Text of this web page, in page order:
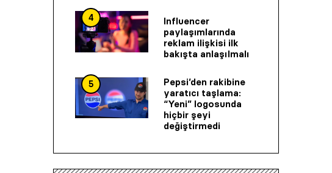
4
Influencer
paylaşımlarında
reklam ilişkisi ilk
bakışta anlaşılmalı
5
Pepsi’den rakibine
yaratıcı taşlama:
“Yeni” logosunda
hiçbir şeyi
değiştirmedi